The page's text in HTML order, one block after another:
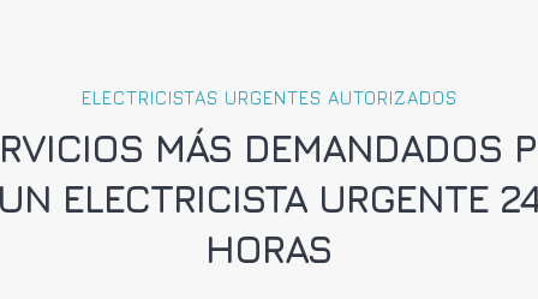
ELECTRICISTAS URGENTES AUTORIZADOS
MÁS DEMANDADOS
ELECTRICISTA URGENTE
HORAS